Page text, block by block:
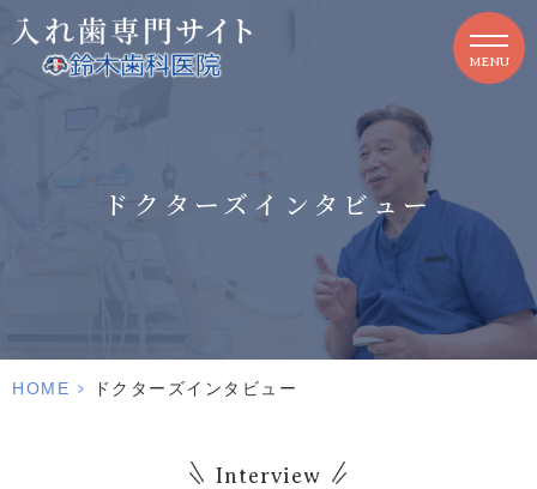
MENU
ドクターズインタビュー
HOME > ドクターズインタビュー
Interview